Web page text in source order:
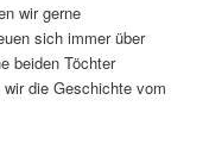
wir gerne
sich immer über
beiden Töchter
die Geschichte vom